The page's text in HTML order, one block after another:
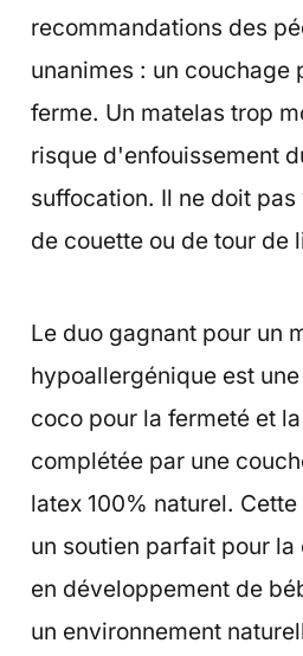
recommandations des
unanimes : un couchage
ferme. Un matelas trop
risque d'enfouissement
suffocation. Il ne doit
de couette ou de tour de
Le duo gagnant pour un
hypoallergénique est
coco pour la fermeté et
complétée par une
latex 100% naturel.
un soutien parfait pour
en développement de
un environnement